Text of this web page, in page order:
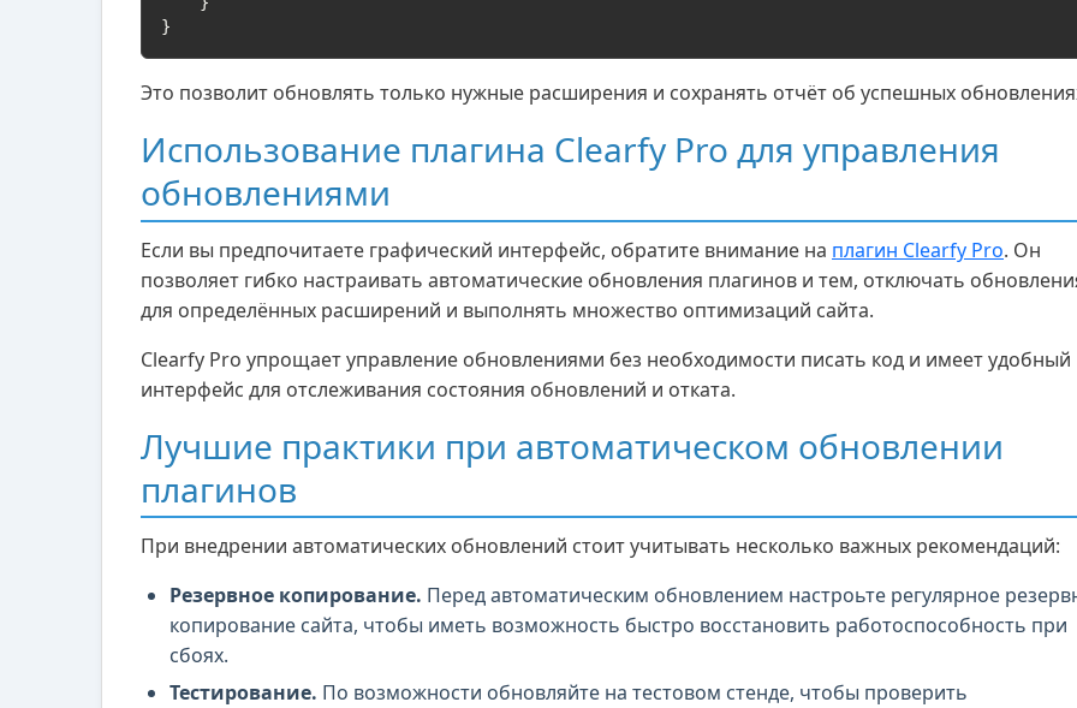
}
Это позволит обновлять только нужные расширения и сохранять отчёт об успешных
Использование плагина Clearfy Pro для управления
обновлениями
Если вы предпочитаете графический интерфейс, обратите внимание на плагин Clearfy Pro. Он
позволяет гибко настраивать автоматические обновления плагинов и тем, отключать
для определённых расширений и выполнять множество оптимизаций сайта.
Clearfy Pro упрощает управление обновлениями без необходимости писать код и имеет удобный
интерфейс для отслеживания состояния обновлений и отката.
Лучшие практики при автоматическом обновлении
плагинов
При внедрении автоматических обновлений стоит учитывать несколько важных рекомендаций:
Резервное копирование. Перед автоматическим обновлением настроьте регулярное
копирование сайта, чтобы иметь возможность быстро восстановить работоспособность при
сбоях.
Тестирование. По возможности обновляйте на тестовом стенде, чтобы проверить